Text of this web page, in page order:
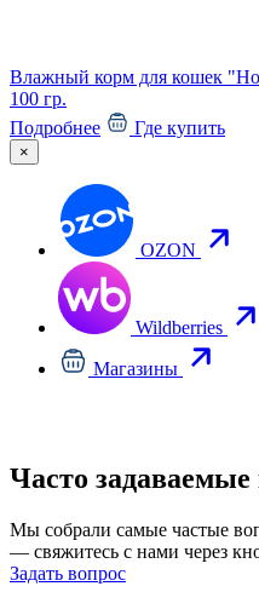
Влажный корм для кошек
100 гр.
Подробнее
Где купить
×
OZON
Wildberries
Магазины
Часто
Мы собрали самые частые
— свяжитесь с нами через
Задать вопрос